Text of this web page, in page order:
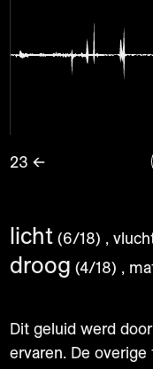
23 ←
licht (6/18) ,
droog (4/18) ,
Dit geluid werd
ervaren. De